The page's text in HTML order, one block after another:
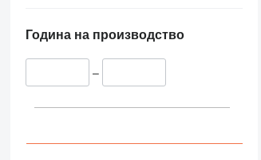
Година на производство
–